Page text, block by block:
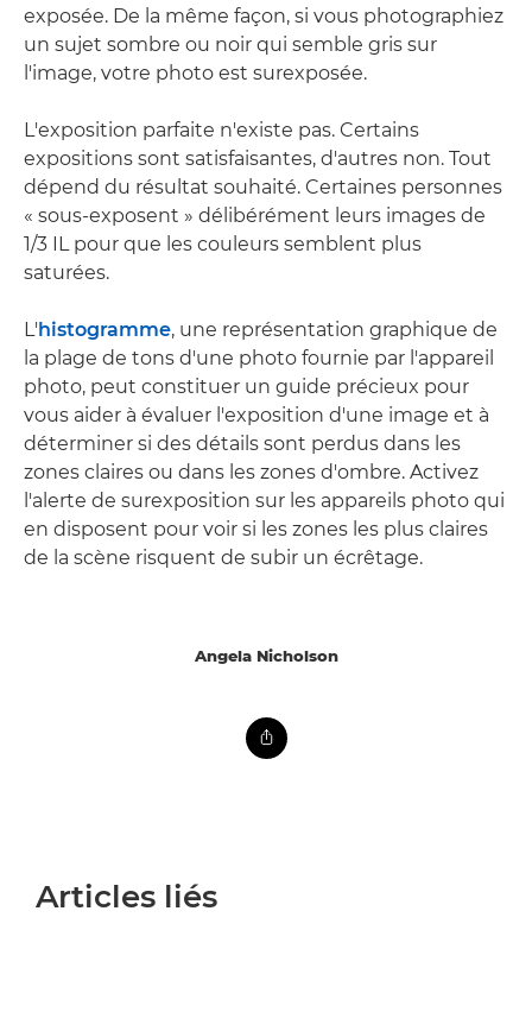
exposée. De la même façon, si vous photographiez
un sujet sombre ou noir qui semble gris sur
l'image, votre photo est surexposée.
L'exposition parfaite n'existe pas. Certains
expositions sont satisfaisantes, d'autres non. Tout
dépend du résultat souhaité. Certaines personnes
« sous-exposent » délibérément leurs images de
1/3 IL pour que les couleurs semblent plus
saturées.
L'histogramme, une représentation graphique de
la plage de tons d'une photo fournie par l'appareil
photo, peut constituer un guide précieux pour
vous aider à évaluer l'exposition d'une image et à
déterminer si des détails sont perdus dans les
zones claires ou dans les zones d'ombre. Activez
l'alerte de surexposition sur les appareils photo qui
en disposent pour voir si les zones les plus claires
de la scène risquent de subir un écrêtage.
Angela Nicholson
Articles liés